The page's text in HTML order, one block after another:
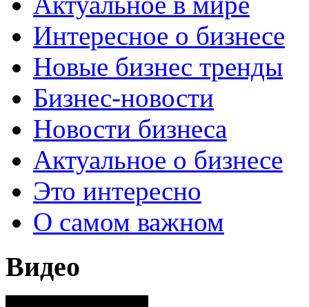
Интересное о бизнесе
Новые бизнес тренды
Бизнес-новости
Новости бизнеса
Актуальное о бизнесе
Это интересно
О самом важном
Видео